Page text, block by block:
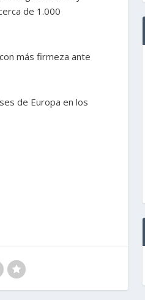
de 1.000
más firmeza ante
de Europa en los